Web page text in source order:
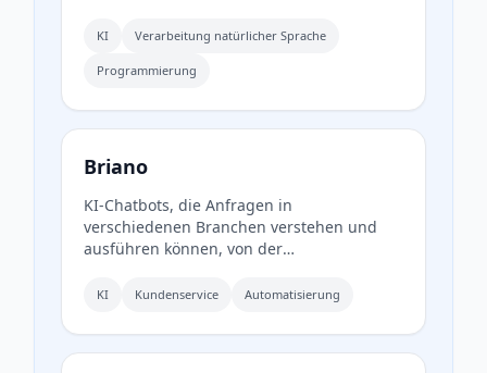
Programmierfertigkeiten bietet.
KI Verarbeitung natürlicher Sprache
Programmierung
Briano
KI-Chatbots, die Anfragen in
verschiedenen Branchen verstehen und
ausführen können, von der
Berichten und der Optimierung von
KI Kundenservice Automatisierung